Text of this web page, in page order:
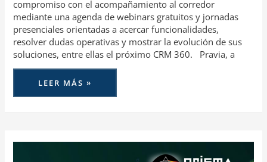
compromiso con el acompañamiento al corredor
mediante una agenda de webinars gratuitos y jornadas
presenciales orientadas a acercar funcionalidades,
resolver dudas operativas y mostrar la evolución de sus
soluciones, entre ellas el próximo CRM 360. Pravia, a
LEER MÁS »
LA